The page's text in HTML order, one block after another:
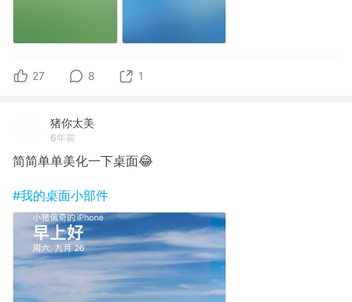
27 8 1
猪你太美
6年前
简简单单美化一下桌面😂
#我的桌面小部件